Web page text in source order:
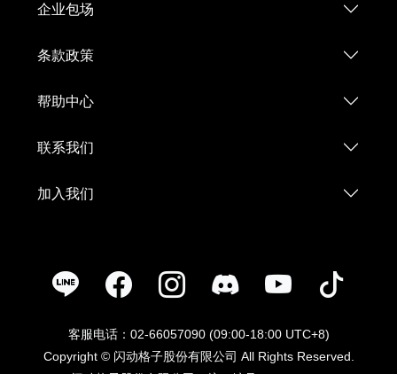
企业包场
条款政策
帮助中心
联系我们
加入我们
客服电话：02-66057090 (09:00-18:00 UTC+8)
Copyright © 闪动格子股份有限公司 All Rights Reserved.